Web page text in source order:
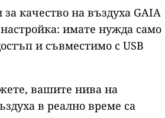
качество на въздуха GAIA
имате нужда само
и съвместимо с USB
вашите нива на
в реално време са